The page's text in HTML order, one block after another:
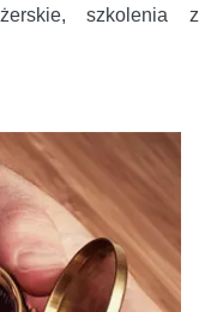
szkolenia z